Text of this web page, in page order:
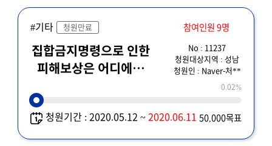
#기타 청원만료 참여인원 9명
집합금지명령으로 인한
피해보상은 어디에서
No : 11237
청원대상지역 : 성남
청원인 : Naver-처**
0.02%
청원기간 : 2020.05.12 ~2020.06.11 50,000목표